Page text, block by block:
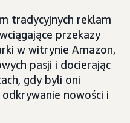
tradycyjnych reklam
przekazy
w witrynie Amazon,
pasji i docierając
gdy byli oni
nowości i